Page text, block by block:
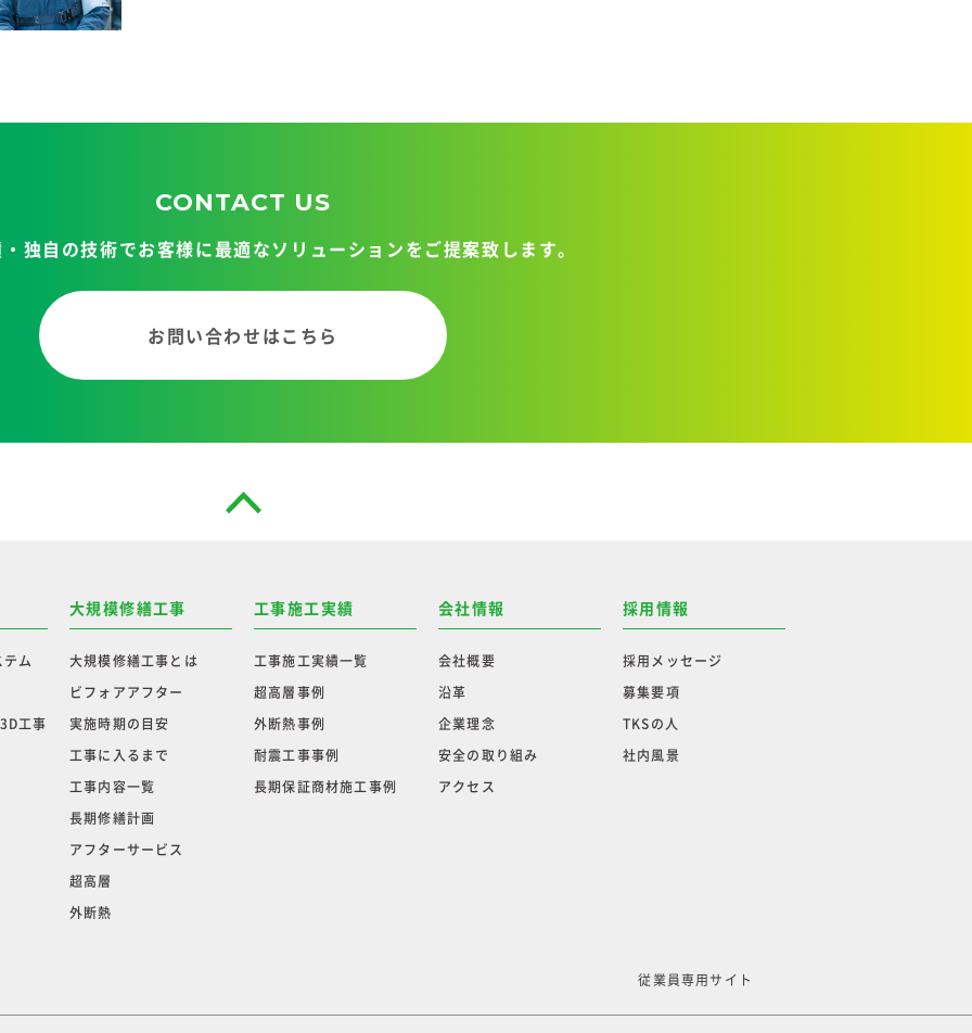
CONTACT US
独自の技術でお客様に最適なソリューションを ご提案致します。
お問い合わせはこちら
ム
工事
大規模修繕工事
大規模修繕工事とは
ビフォアアフター
実施時期の目安
工事に入るまで
工事内容一覧
長期修繕計画
アフターサービス
超高層
外断熱
工事施工実績
工事施工実績一覧
超高層事例
外断熱事例
耐震工事事例
長期保証商材施工事例
会社情報
会社概要
沿革
企業理念
安全の取り組み
アクセス
採用情報
採用メッセージ
募集要項
TKSの人
社内風景
従業員専用サイト